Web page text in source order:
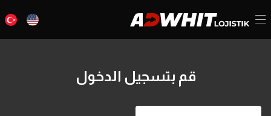
قم بتسجيل الدخول